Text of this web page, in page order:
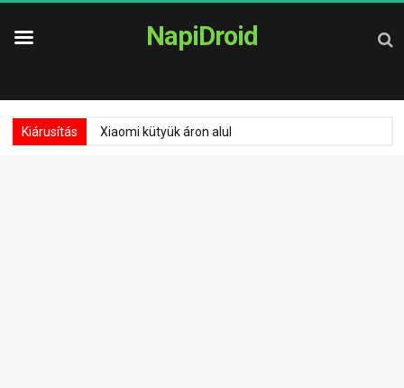
NapiDroid
Kiárusítás Xiaomi kütyük áron alul